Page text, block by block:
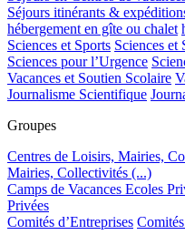
Séjours itinérants &
hébergement en gîte ou chalet
Sciences et Sports Sciences et
Sciences pour l’Urgence
Vacances et Soutien Scolaire
Journalisme Scientifique
Groupes
Centres de Loisirs, Mairies,
Mairies, Collectivités (...)
Camps de Vacances Ecoles
Privées
Comités d’Entreprises